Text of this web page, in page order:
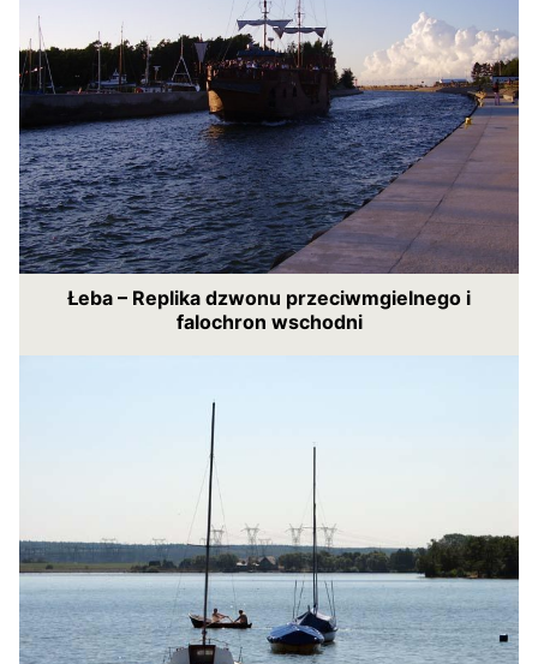
Łeba – Replika dzwonu przeciwmgielnego i
falochron wschodni